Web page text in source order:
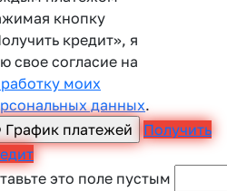
кнопку
кредит», я
свое согласие на
моих
данных.
Получить
это поле пустым